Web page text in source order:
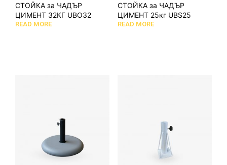
СТОЙКА за ЧАДЪР
ЦИМЕНТ 32КГ UBΟ32
READ MORE
СТОЙКА за ЧАДЪР
ЦИМЕНТ 25кг UBS25
READ MORE